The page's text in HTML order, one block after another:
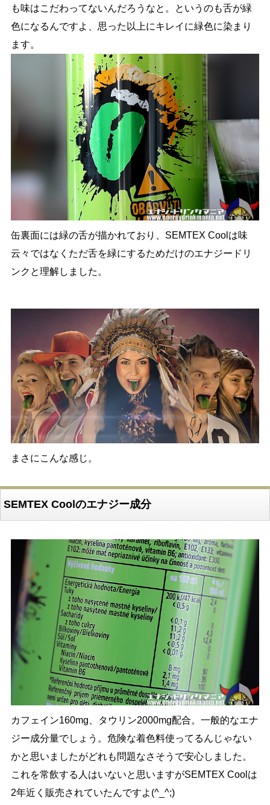
も味はこだわってないんだろうなと。というのも舌が緑
色になるんですよ、思った以上にキレイに緑色に染まり
ます。
缶裏面には緑の舌が描かれており、SEMTEX Coolは味
云々ではなくただ舌を緑にするためだけのエナジードリ
ンクと理解しました。
まさにこんな感じ。
SEMTEX Coolのエナジー成分
カフェイン160mg、タウリン2000mg配合。一般的なエナ
ジー成分量でしょう。危険な着色料使ってるんじゃない
かと思いましたがどれも問題なさそうで安心しました。
これを常飲する人はいないと思いますがSEMTEX Coolは
2年近く販売されていたんですよ(^_^;)